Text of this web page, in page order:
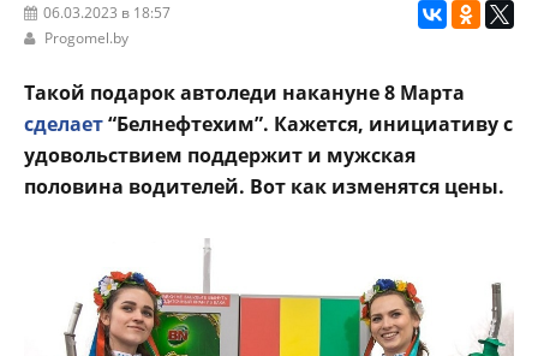
06.03.2023 в 18:57
Progomel.by
Такой подарок автоледи накануне 8 Марта
сделает“Белнефтехим”. Кажется, инициативу с
удовольствием поддержит и мужская
половина водителей. Вот как изменятся цены.